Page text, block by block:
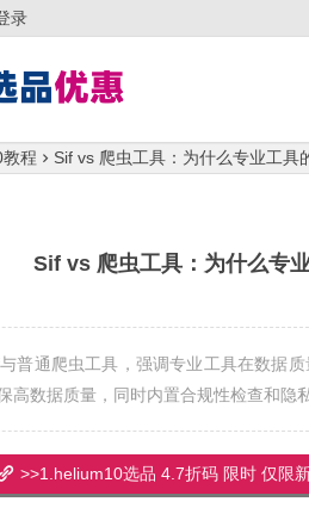
录
程 Sif vs 爬虫工具：为什么专业工具
Sif vs 爬虫工具：为什么专
普通爬虫工具，强调专业工具在数据
高数据质量，同时内置合规性检查和隐
>>1.helium10选品 4.7折码 限时 仅限